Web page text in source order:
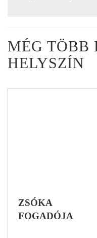
MÉG TÖBB
HELYSZÍN
ZSÓKA
FOGADÓJA